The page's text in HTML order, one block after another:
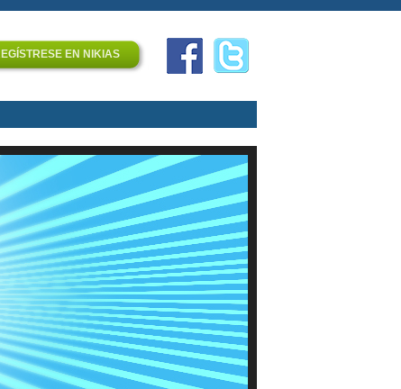
EN NIKIAS